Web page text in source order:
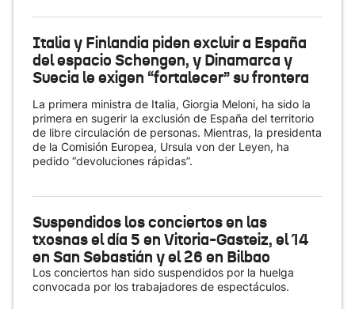
Italia y Finlandia piden excluir a España
del espacio Schengen, y Dinamarca y
Suecia le exigen “fortalecer” su frontera
La primera ministra de Italia, Giorgia Meloni, ha sido la
primera en sugerir la exclusión de España del territorio
de libre circulación de personas. Mientras, la presidenta
de la Comisión Europea, Ursula von der Leyen, ha
pedido “devoluciones rápidas”.
Suspendidos los conciertos en las
txosnas el día 5 en Vitoria-Gasteiz, el 14
en San Sebastián y el 26 en Bilbao
Los conciertos han sido suspendidos por la huelga
convocada por los trabajadores de espectáculos.